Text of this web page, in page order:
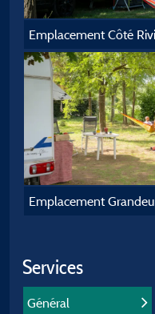
Emplacement Côté
Services
Général